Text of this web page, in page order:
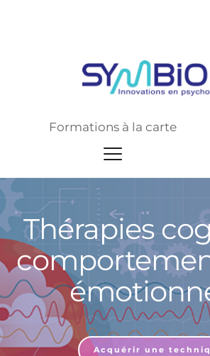
Formations à la carte
Thérapies
Acquérir une